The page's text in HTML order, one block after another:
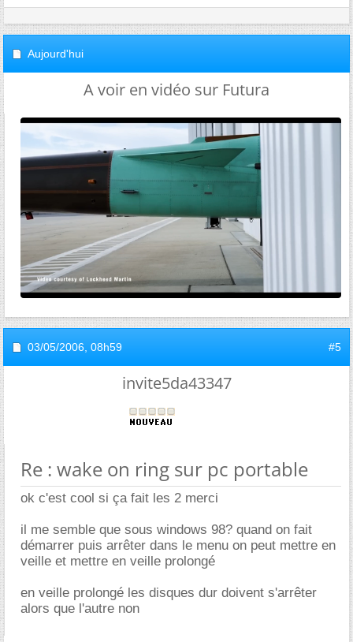
Aujourd'hui
A voir en vidéo sur Futura
03/05/2006, 08h59 #5
invite5da43347
Re : wake on ring sur pc portable
ok c'est cool si ça fait les 2 merci
il me semble que sous windows 98? quand on fait
démarrer puis arrêter dans le menu on peut mettre en
veille et mettre en veille prolongé
en veille prolongé les disques dur doivent s'arrêter
alors que l'autre non